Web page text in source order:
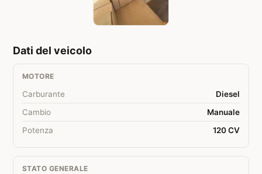
Dati del veicolo
MOTORE
Carburante
Diesel
Cambio
Manuale
Potenza
120 CV
STATO GENERALE